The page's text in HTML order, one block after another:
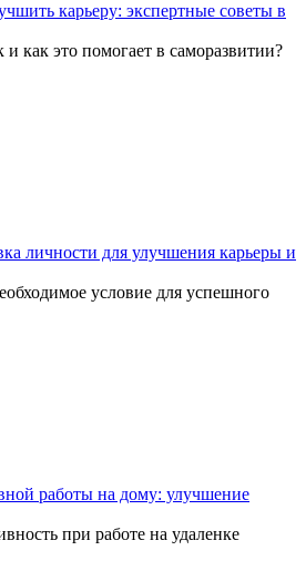
карьеру: экспертные советы в
как это помогает в саморазвитии?
личности для улучшения карьеры и
условие для успешного
работы на дому: улучшение
при работе на удаленке